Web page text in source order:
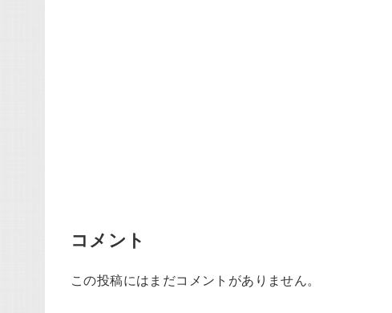
コメント
この投稿にはまだコメントがありません。